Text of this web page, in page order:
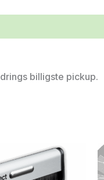
billigste pickup.